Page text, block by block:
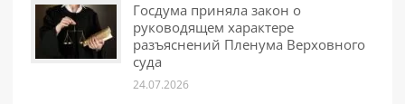
Госдума приняла закон о
руководящем характере
разъяснений Пленума Верховного
суда
24.07.2026